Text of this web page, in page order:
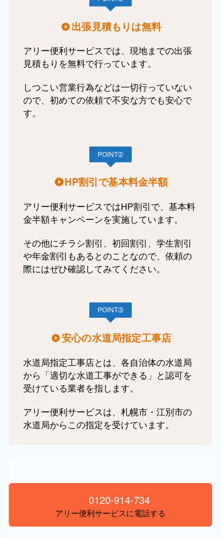
出張見積もりは無料
アリー便利サービスでは、現地までの出張
見積もりを無料で行っています。
しつこい営業行為などは一切行っていない
ので、初めての依頼で不安な方でも安心で
す。
POINT➁
HP割引で基本料金半額
アリー便利サービスではHP割引で、基本料
金半額キャンペーンを実施しています。
その他にチラシ割引、初回割引、学生割引
や年金割引もあるとのことなので、依頼の
際にはぜひ確認してみてください。
POINT➂
安心の水道局指定工事店
水道局指定工事店とは、各自治体の水道局
から「適切な水道工事ができる」と認可を
受けている業者を指します。
アリー便利サービスは、札幌市・江別市の
水道局からこの指定を受けています。
0120-914-734
アリー便利サービスに電話する